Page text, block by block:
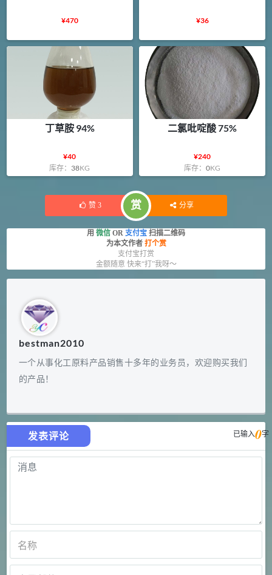
¥470 ¥36
丁草胺 94%
¥40
库存： 38KG
二氯吡啶酸 75%
¥240
库存：0KG
赞 3 赏 分享
用 微信 OR 支付宝 扫描二维码
为本文作者 打个赏
支付宝打赏
金额随意 快来“打”我呀～
bestman2010
一个从事化工原料产品销售十多年的业务员，欢迎购买我们
的产品！
发表评论 已输入0字